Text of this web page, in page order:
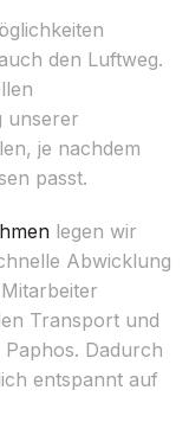
den Luftweg.
unserer
je nachdem
passt.
legen wir
Abwicklung
Transport und
Dadurch
entspannt auf